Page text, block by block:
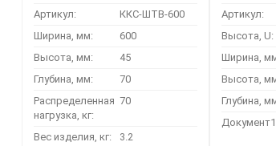
Артикул:
ККС-ШТВ-600
Ширина, мм:
600
Высота, мм:
45
Глубина, мм:
70
Распределенная
нагрузка, кг:
70
Вес изделия, кг: 3.2
Артикул:
Высота, U:
Ширина,
Высота,
Глубина,